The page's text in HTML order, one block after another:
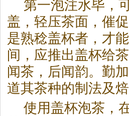
第一泡注水毕，
盖，轻压茶面，催
是熟稔盖杯者，才
间，应推出盖杯给
闻茶，后闻韵。勤
道其茶种的制法及
使用盖杯泡茶，